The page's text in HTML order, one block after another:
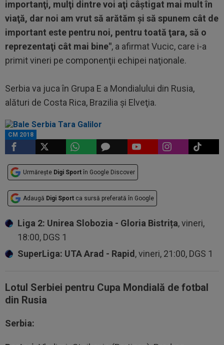
importanţi, mulţi dintre voi aţi câştigat mai mult în
viaţă, dar noi am vrut să arătăm şi să spunem cât de
important este pentru noi, pentru toată ţara, să o
reprezentaţi cât mai bine", a afirmat Vucic, care i-a
primit vineri pe componenţii echipei naţionale.
Serbia va juca în Grupa E a Mondialului din Rusia,
alături de Costa Rica, Brazilia şi Elveţia.
CM 2018
Urmărește Digi Sport în Google Discover
Adaugă Digi Sport ca sursă preferată în Google
Liga 2: Unirea Slobozia - Gloria Bistrița, vineri,
18:00, DGS 1
SuperLiga: UTA Arad - Rapid , vineri, 21:00, DGS 1
Lotul Serbiei pentru Cupa Mondială de fotbal
din Rusia
Serbia: